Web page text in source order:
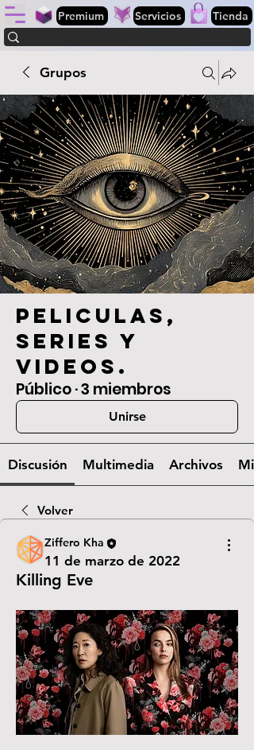
Premium Servicios Tienda
Grupos
Peliculas,
series y
videos.
Público·3 miembros
Unirse
Discusión Multimedia Archivos
Volver
Ziffero Kha
11 de marzo de 2022
Killing Eve